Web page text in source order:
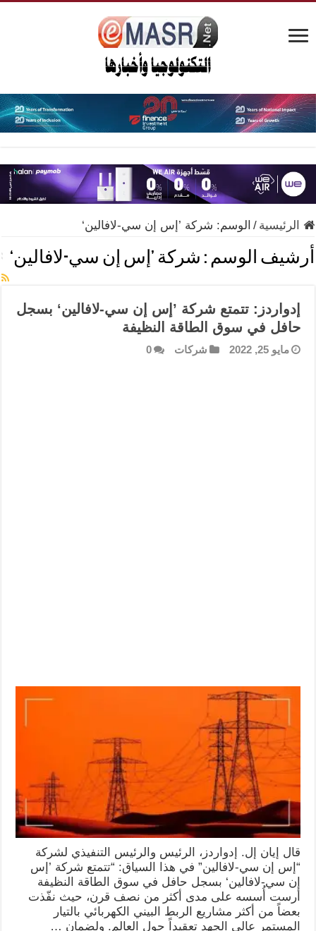
الرئيسية / الوسم: شركة ’إس إن سي-لافالين‘
أرشيف الوسم : شركة ’إس إن سي-لافالين‘
إدواردز: تتمتع شركة ’إس إن سي-لافالين‘ بسجل
حافل في سوق الطاقة النظيفة
مايو 25, 2022 شركات 0
قال إيان إل. إدواردز، الرئيس والرئيس التنفيذي لشركة
“إس إن سي-لافالين” في هذا السياق: “تتمتع شركة ’إس
إن سي-لافالين‘ بسجل حافل في سوق الطاقة النظيفة
أرست أُسسه على مدى أكثر من نصف قرن، حيث نفّذت
بعضاً من أكثر مشاريع الربط البيني الكهربائي بالتيار
المستمر عالي الجهد تعقيداً حول العالم. ولضمان …